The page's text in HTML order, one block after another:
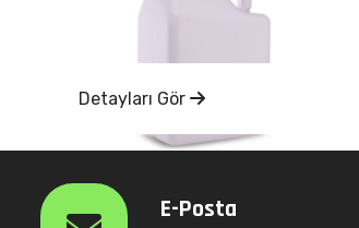
Detayları Gör
E-Posta